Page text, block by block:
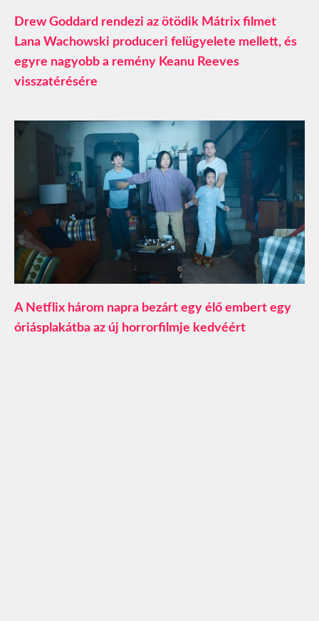
Drew Goddard rendezi az ötödik Mátrix filmet
Lana Wachowski produceri felügyelete mellett, és
egyre nagyobb a remény Keanu Reeves
visszatérésére
A Netflix három napra bezárt egy élő embert egy
óriásplakátba az új horrorfilmje kedvéért